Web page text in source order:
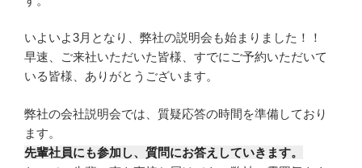
いよいよ3月となり、弊社の説明会も始まりました！！
早速、ご来社いただいた皆様、すでにご予約いただいて
いる皆様、ありがとうございます。
弊社の会社説明会では、質疑応答の時間を準備しており
ます。
先輩社員にも参加し、質問にお答えしていきます。